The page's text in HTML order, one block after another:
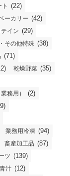
(22)
ーカリー (42)
イン (29)
その他特殊 (38)
(71)
乾燥野菜 (35)
務用） (2)
業務用冷凍 (94)
畜産加工品 (87)
ツ (139)
青汁 (12)